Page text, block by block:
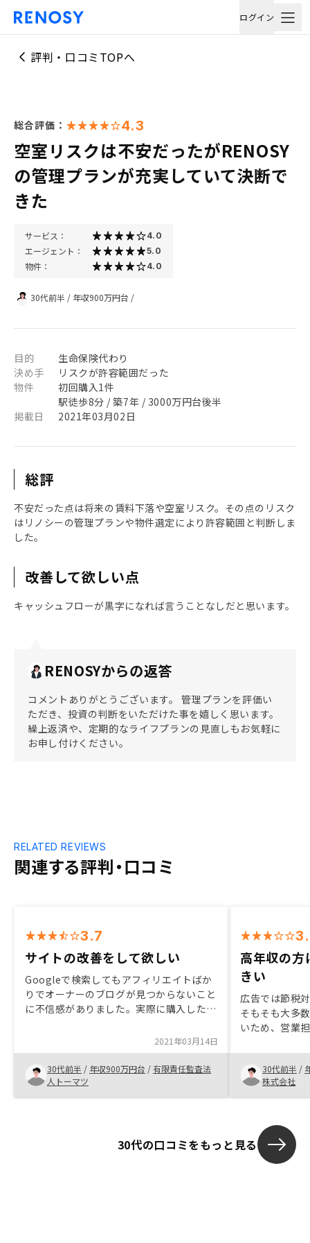
ログイン
評判・口コミTOPへ
総合評価： 4.3
空室リスクは不安だったがRENOSY
の管理プランが充実していて決断で
きた
サービス： 4.0
エージェント： 5.0
物件： 4.0
30代前半 / 年収900万円台 /
目的
生命保険代わり
決め手
リスクが許容範囲だった
物件
初回購入1件
駅徒歩8分 / 築7年 / 3000万円台後半
掲載日
2021年03月02日
総評
不安だった点は将来の賃料下落や空室リスク。その点のリスク
はリノシーの管理プランや物件選定により許容範囲と判断しま
した。
改善して欲しい点
キャッシュフローが黒字になれば言うことなしだと思います。
RENOSYからの返答
コメントありがとうございます。 管理プランを評価い
ただき、投資の判断をいただけた事を嬉しく思います。
繰上返済や、定期的なライフプランの見直しもお気軽に
お申し付けください。
関連する評判・口コミ
RELATED REVIEWS
3.7
サイトの改善をして欲しい
Googleで検索してもアフィリエイトばか
りでオーナーのブログが見つからないこと
に不信感がありました。実際に購入したオ
うに思います。インカムゲインを重視した
物件の販売
2021年03月14日
30代前半 / 年収900万円台 / 有限責任監査法
人トーマツ
高年収の方
きい
広告では節税
そもそも大多
いため、営業
か理解できて
してメリット
したが、事前
めします。
30代前半 /
株式会社
30代の口コミをもっと見る